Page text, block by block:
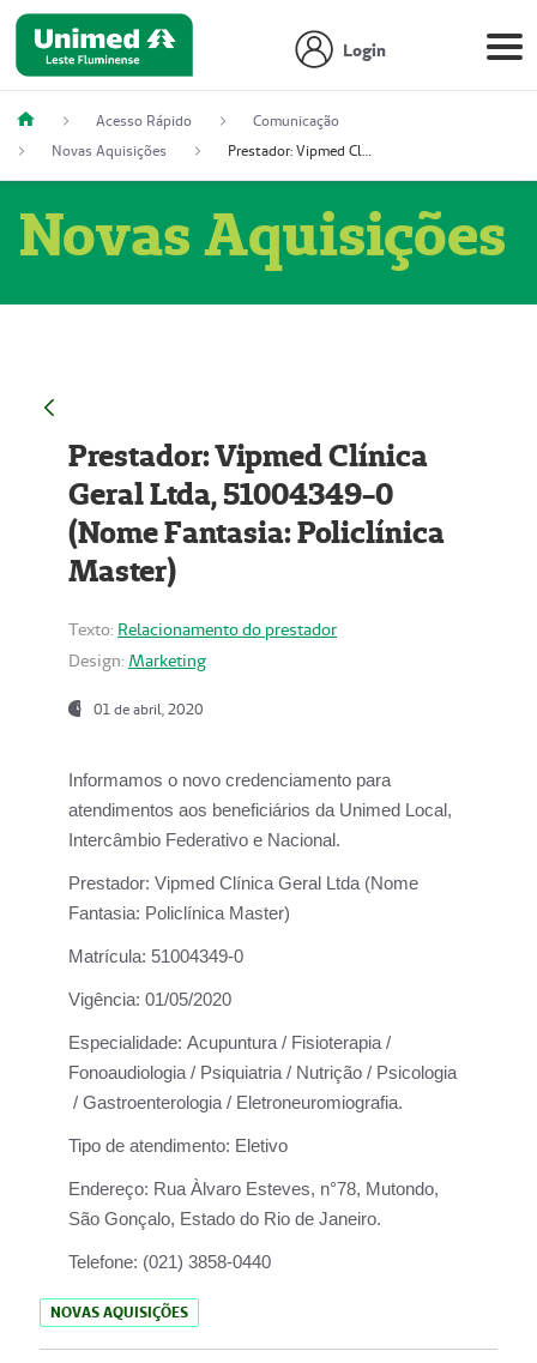
Login
Acesso Rápido
Comunicação
Novas Aquisições
Prestador: Vipmed Clínica Geral Ltda, 51004349-0 (Nome Fantasia: Policlínica Master)
Novas Aquisições
Prestador: Vipmed Clínica
Geral Ltda, 51004349-0
(Nome Fantasia: Policlínica
Master)
Texto: Relacionamento do prestador
Design: Marketing
01 de abril, 2020
Informamos o novo credenciamento para
atendimentos aos beneficiários da Unimed Local,
Intercâmbio Federativo e Nacional.
Prestador: Vipmed Clínica Geral Ltda (Nome
Fantasia: Policlínica Master)
Matrícula: 51004349-0
Vigência: 01/05/2020
Especialidade: Acupuntura / Fisioterapia /
Fonoaudiologia / Psiquiatria / Nutrição / Psicologia
/ Gastroenterologia / Eletroneuromiografia.
Tipo de atendimento: Eletivo
Endereço: Rua Àlvaro Esteves, n°78, Mutondo,
São Gonçalo, Estado do Rio de Janeiro.
Telefone: (021) 3858-0440
NOVAS AQUISIÇÕES